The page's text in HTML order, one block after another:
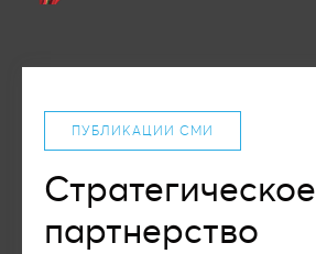
ПУБЛИКАЦИИ СМИ
Стратегическое
партнерство